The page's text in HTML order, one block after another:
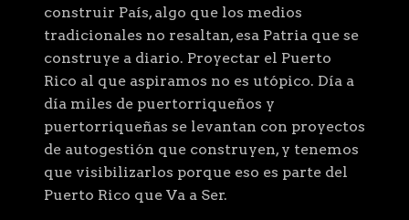
construir País, algo que los medios
tradicionales no resaltan, esa Patria que se
construye a diario. Proyectar el Puerto
Rico al que aspiramos no es utópico. Día a
día miles de puertorriqueños y
puertorriqueñas se levantan con proyectos
de autogestión que construyen, y tenemos
que visibilizarlos porque eso es parte del
Puerto Rico que Va a Ser.